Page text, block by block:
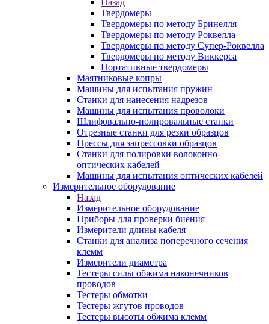
Назад
Твердомеры
Твердомеры по методу Бринелля
Твердомеры по методу Роквелла
Твердомеры по методу Супер-Роквелла
Твердомеры по методу Виккерса
Портативные твердомеры
Маятниковые копры
Машины для испытания пружин
Станки для нанесения надрезов
Машины для испытания проволоки
Шлифовально-полировальные станки
Отрезные станки для резки образцов
Прессы для запрессовки образцов
Станки для полировки волоконно-
оптических кабелей
Машины для испытания оптических кабелей
Измерительное оборудование
Назад
Измерительное оборудование
Приборы для проверки биения
Измерители длины кабеля
Станки для анализа поперечного сечения
клемм
Измерители диаметра
Тестеры силы обжима наконечников
проводов
Тестеры обмотки
Тестеры жгутов проводов
Тестеры высоты обжима клемм